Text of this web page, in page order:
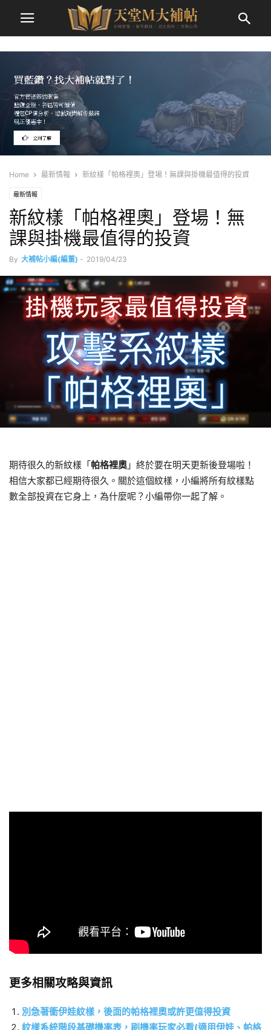
Home 最新情報 新紋樣「帕格裡奧」登場！無課與掛機最值得的投資
最新情報
新紋樣「帕格裡奧」登場！無
課與掛機最值得的投資
By 大補帖小編(編董) - 2019/04/23
期待很久的新紋樣「帕格裡奧 」終於要在明天更新後登場啦！
相信大家都已經期待很久。關於這個紋樣，小編將所有紋樣點
數全部投資在它身上，為什麼呢？小編帶你一起了解。
更多相關攻略與資訊
別急著衝伊娃紋樣，後面的帕格裡奧或許更值得投資
紋樣系統階段基礎機率表，刷機率玩家必看(適用伊娃、帕格